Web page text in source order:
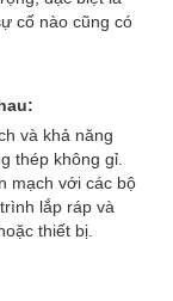
cố nào cũng có
và khả năng
thép không gỉ.
mạch với các bộ
lắp ráp và
thiết bị.